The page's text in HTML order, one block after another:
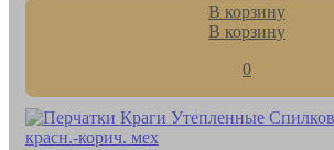
В корзину
В корзину
0